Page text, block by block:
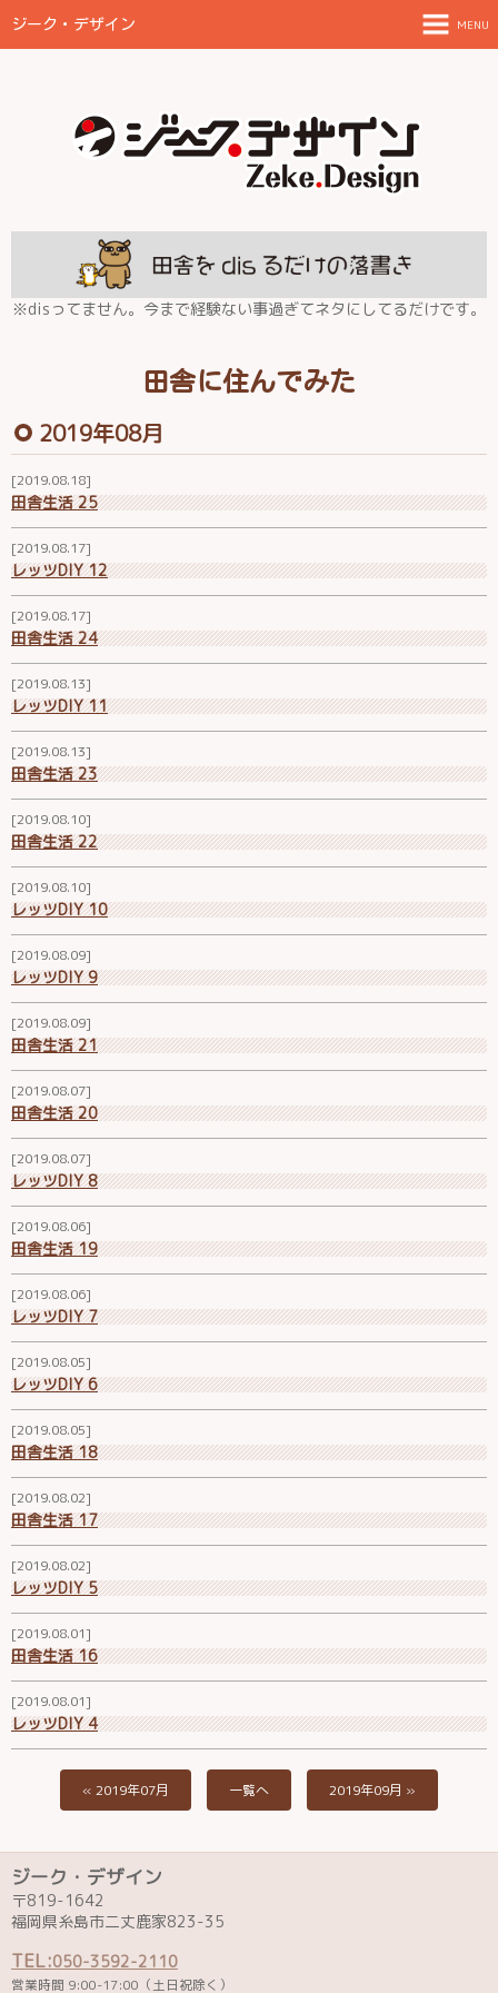
ジーク・デザイン MENU
ご案内とお願い
放浪日記
※disってません。今まで経験ない事過ぎてネタにしてるだけです。
田舎に住んでみた
2019年08月
2019.08.18
田舎生活 25
2019.08.17
レッツDIY 12
2019.08.17
田舎生活 24
2019.08.13
レッツDIY 11
2019.08.13
田舎生活 23
2019.08.10
田舎生活 22
2019.08.10
レッツDIY 10
2019.08.09
レッツDIY 9
2019.08.09
田舎生活 21
2019.08.07
田舎生活 20
2019.08.07
レッツDIY 8
2019.08.06
田舎生活 19
2019.08.06
レッツDIY 7
2019.08.05
レッツDIY 6
2019.08.05
田舎生活 18
2019.08.02
田舎生活 17
2019.08.02
レッツDIY 5
2019.08.01
田舎生活 16
2019.08.01
レッツDIY 4
« 2019年07月 一覧へ 2019年09月 »
ジーク・デザイン
〒819-1642
福岡県糸島市二丈鹿家823-35
TEL:050-3592-2110
営業時間 9:00-17:00（土日祝除く）